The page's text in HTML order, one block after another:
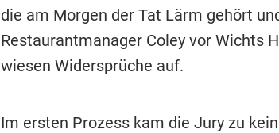
die am Morgen der Tat Lärm gehört
Restaurantmanager Coley vor Wichts
wiesen Widersprüche auf.
Im ersten Prozess kam die Jury zu